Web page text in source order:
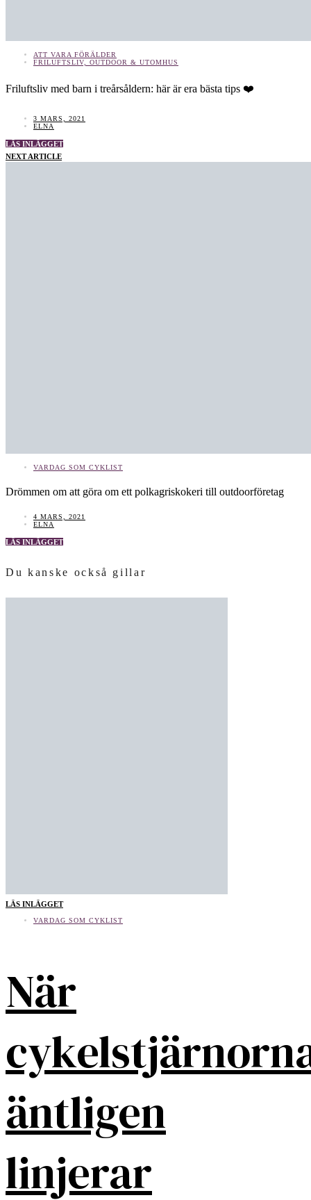
ATT VARA FÖRÄLDER
FRILUFTSLIV, OUTDOOR & UTOMHUS
Friluftsliv med barn i treårsåldern: här är era bästa tips ❤️
3 MARS, 2021
ELNA
LÄS INLÄGGET
NEXT ARTICLE
VARDAG SOM CYKLIST
Drömmen om att göra om ett polkagriskokeri till outdoorföretag
4 MARS, 2021
ELNA
LÄS INLÄGGET
Du kanske också gillar
LÄS INLÄGGET
VARDAG SOM CYKLIST
När
äntligen
linjerar